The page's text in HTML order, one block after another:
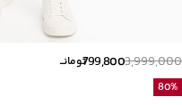
3,999,000
799,800تومانــ
80%